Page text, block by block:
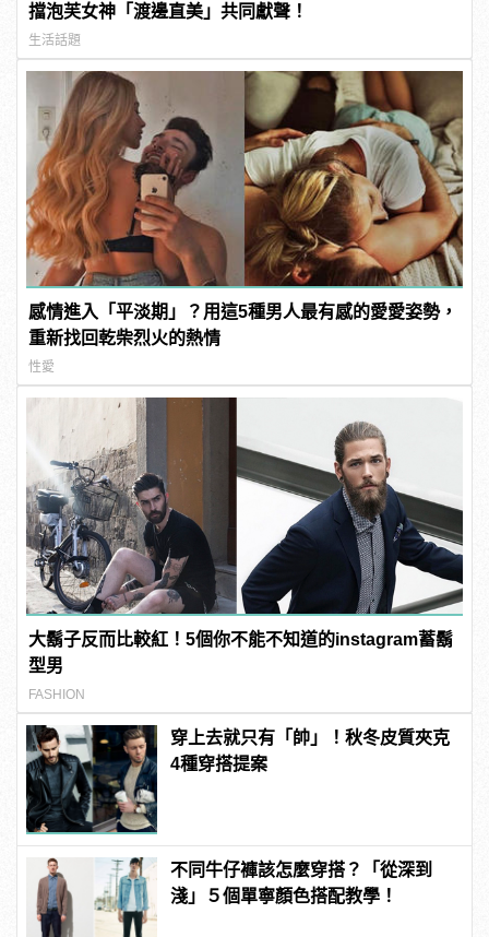
擋泡芙女神「渡邊直美」共同獻聲！
生活話題
感情進入「平淡期」？用這5種男人最有感的愛愛姿勢，
重新找回乾柴烈火的熱情
性愛
大鬍子反而比較紅！5個你不能不知道的instagram蓄鬍
型男
FASHION
穿上去就只有「帥」！秋冬皮質夾克
4種穿搭提案
不同牛仔褲該怎麼穿搭？「從深到
淺」５個單寧顏色搭配教學！